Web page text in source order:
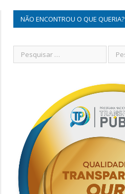
NÃO ENCONTROU O QUE QUERIA?